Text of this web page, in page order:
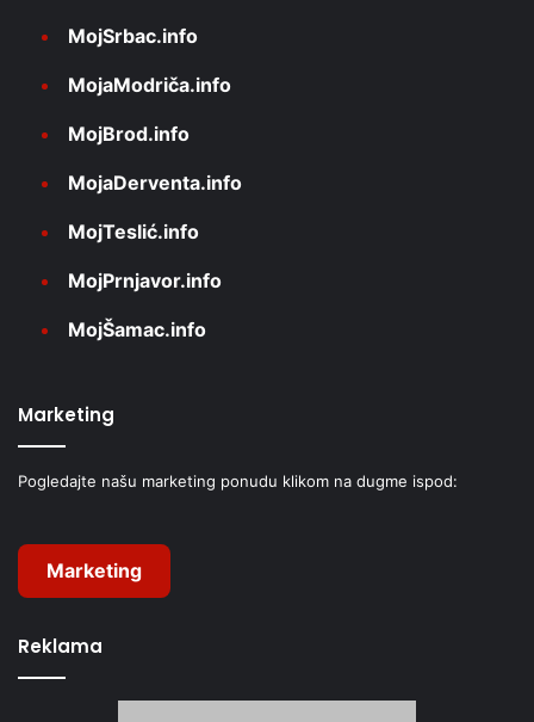
MojSrbac.info
MojaModriča.info
MojBrod.info
MojaDerventa.info
MojTeslić.info
MojPrnjavor.info
MojŠamac.info
Marketing
Pogledajte našu marketing ponudu klikom na dugme ispod:
Marketing
Reklama